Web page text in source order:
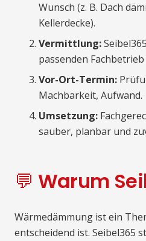
Wunsch (z. B. Dach
Kellerdecke).
Vermittlung:
passenden
Vor-Ort-Termin:
Machbarkeit, Aufwand.
Umsetzung:
sauber, planbar und
💬 Warum
Wärmedämmung ist ein
entscheidend ist. Seibel365